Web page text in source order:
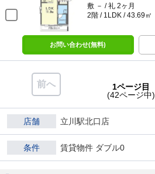
敷 － / 礼 2ヶ月
2階 / 1LDK / 43.69㎡
お問い合わせ(無料)
前へ
1ページ目
(42ページ中)
店舗 立川駅北口店
条件 賃貸物件 ダブル0